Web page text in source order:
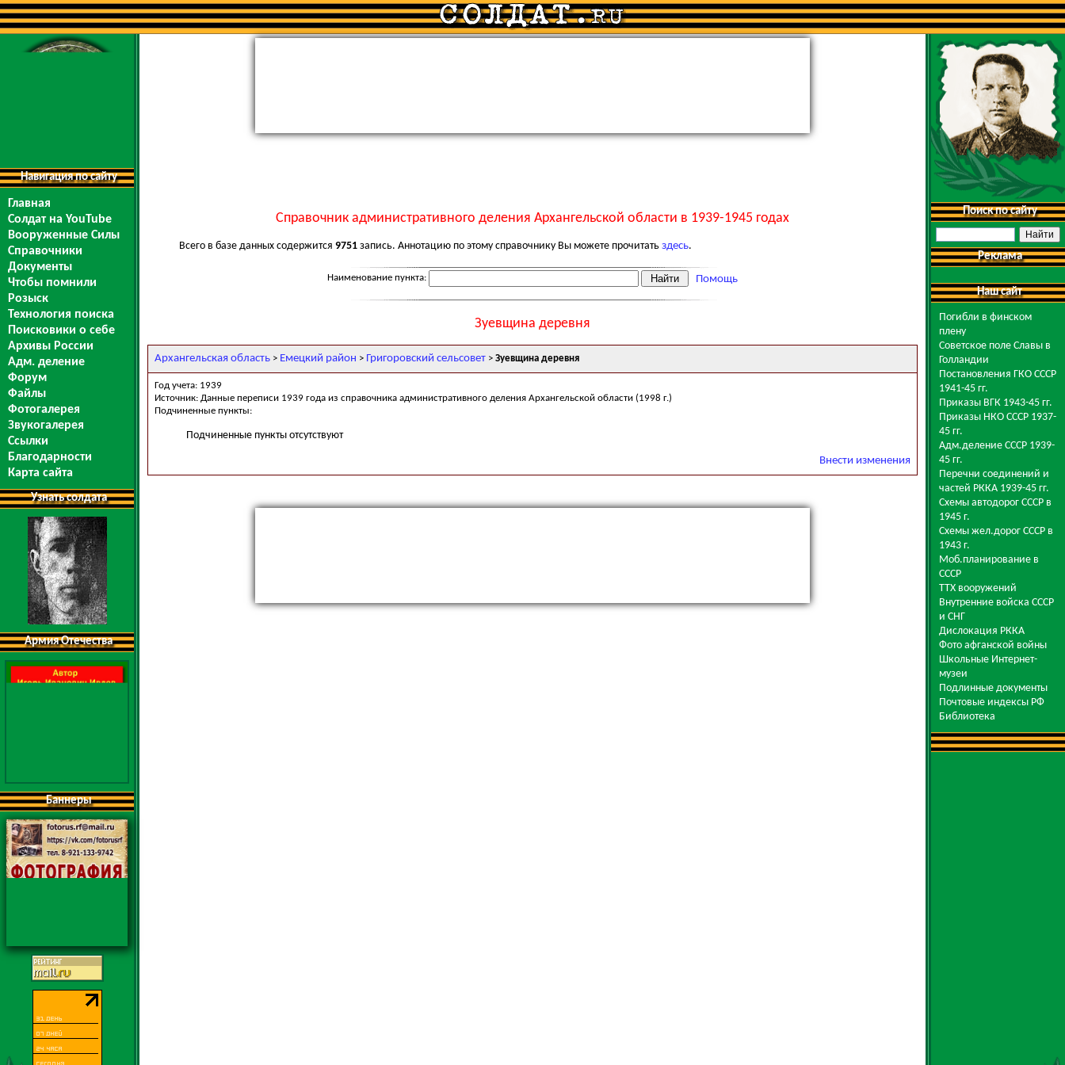
Навигация по сайту
Главная
Солдат на YouTube
Вооруженные Силы
Справочники
Документы
Чтобы помнили
Розыск
Технология поиска
Поисковики о себе
Архивы России
Адм. деление
Форум
Файлы
Фотогалерея
Звукогалерея
Ссылки
Благодарности
Карта сайта
Узнать солдата
Армия Отечества
Баннеры
Справочник административного деления Архангельской области в 1939-1945 годах
Всего в базе данных содержится 9751 запись. Аннотацию по этому справочнику Вы можете прочитать здесь.
Наименование пункта: Помощь
Зуевщина деревня
Архангельская область > Емецкий район > Григоровский сельсовет > Зуевщина деревня
Год учета: 1939
Источник: Данные переписи 1939 года из справочника административного деления Архангельской области (1998 г.)
Подчиненные пункты:
Подчиненные пункты отсутствуют
Внести изменения
Поиск по сайту
Реклама
Наш сайт
Погибли в финском
плену
Советское поле Славы в
Голландии
Постановления ГКО СССР
1941-45 гг.
Приказы ВГК 1943-45 гг.
Приказы НКО СССР 1937-
45 гг.
Адм.деление СССР 1939-
45 гг.
Перечни соединений и
частей РККА 1939-45 гг.
Схемы автодорог СССР в
1945 г.
Схемы жел.дорог СССР в
1943 г.
Моб.планирование в
СССР
ТТХ вооружений
Внутренние войска СССР
и СНГ
Дислокация РККА
Фото афганской войны
Школьные Интернет-
музеи
Подлинные документы
Почтовые индексы РФ
Библиотека